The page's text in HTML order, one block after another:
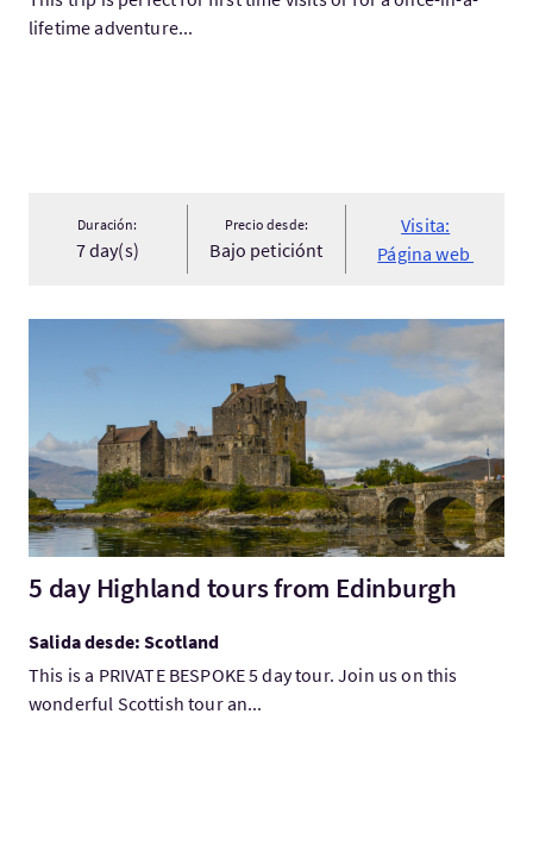
lifetime adventure...
Duración:
7 day(s)
Precio desde:
Bajo peticiónt
Visita:
Página web
Visita:5 day Highland tours from Edinburgh
5 day Highland tours from Edinburgh
Salida desde: Scotland
This is a PRIVATE BESPOKE 5 day tour. Join us on this
wonderful Scottish tour an...